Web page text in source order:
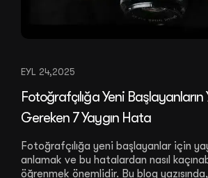
EYL 24,2025
Fotoğrafçılığa Yeni Başlayanların
Gereken 7 Yaygın Hata
Fotoğrafçılığa yeni başlayanlar için
anlamak ve bu hatalardan nasıl
öğrenmek önemlidir. Bu blog